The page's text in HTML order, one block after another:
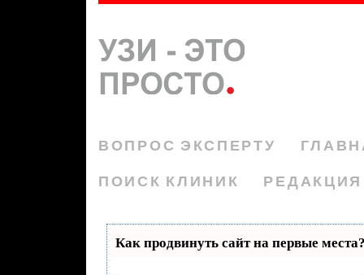
ВОПРОС ЭКСПЕРТУ
ПОИСК КЛИНИК
РЕДАКЦИЯ
Как продвинуть сайт на первые